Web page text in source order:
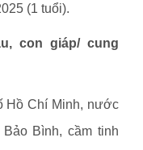
(1 tuổi).
con giáp/ cung
Hồ Chí Minh, nước
Bình, cầm tinh